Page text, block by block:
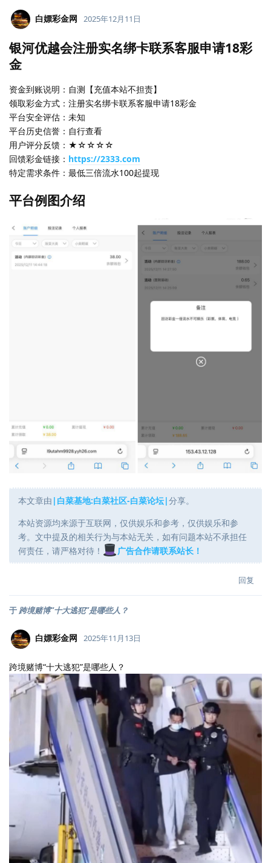
白嫖彩金网 2025年12月11日
银河优越会注册实名绑卡联系客服申请18彩
金
资金到账说明：自测【充值本站不担责】
领取彩金方式：注册实名绑卡联系客服申请18彩金
平台安全评估：未知
平台历史信誉：自行查看
用户评分反馈：★☆☆☆☆
回馈彩金链接： https://2333.com
特定需求条件：最低三倍流水100起提现
平台例图介绍
本文章由 |白菜基地:白菜社区-白菜论坛|分享。
本站资源均来源于互联网，仅供娱乐和参考，仅供娱乐和参
考。文中提及的相关行为与本站无关，如有问题本站不承担任
何责任，请严格对待！
广告合作请联系站长！
回复
于 跨境赌博“十大逃犯”是哪些人？
白嫖彩金网 2025年11月13日
跨境赌博“十大逃犯”是哪些人？